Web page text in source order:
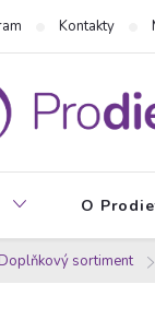
Kontakty
O
sortiment